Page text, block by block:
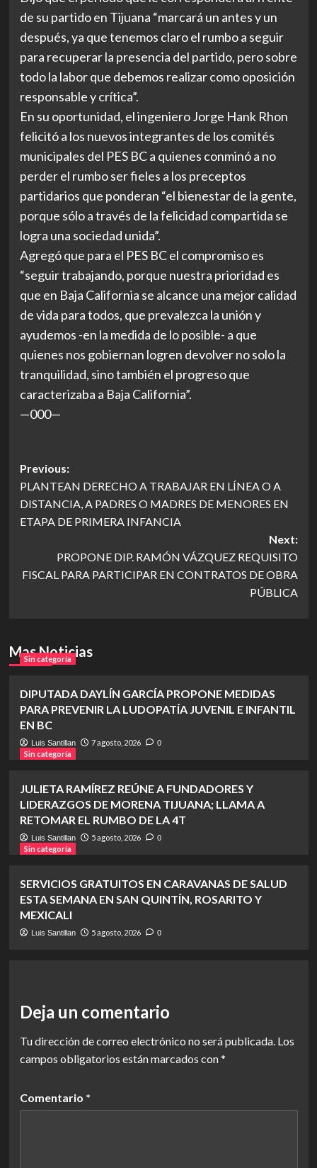
de su partido en Tijuana “marcará un antes y un
después, ya que tenemos claro el rumbo a seguir
para recuperar la presencia del partido, pero sobre
todo la labor que debemos realizar como oposición
responsable y crítica”.
En su oportunidad, el ingeniero Jorge Hank Rhon
felicitó a los nuevos integrantes de los comités
municipales del PES BC a quienes conminó a no
perder el rumbo ser fieles a los preceptos
partidarios que ponderan “el bienestar de la gente,
porque sólo a través de la felicidad compartida se
logra una sociedad unida”.
Agregó que para el PES BC el compromiso es
“seguir trabajando, porque nuestra prioridad es
que en Baja California se alcance una mejor calidad
de vida para todos, que prevalezca la unión y
ayudemos -en la medida de lo posible- a que
quienes nos gobiernan logren devolver no solo la
tranquilidad, sino también el progreso que
caracterizaba a Baja California”.
—000—
Post
navigation
Previous:
PLANTEAN DERECHO A TRABAJAR EN LÍNEA O A
DISTANCIA, A PADRES O MADRES DE MENORES EN
ETAPA DE PRIMERA INFANCIA
Next:
PROPONE DIP. RAMÓN VÁZQUEZ REQUISITO
FISCAL PARA PARTICIPAR EN CONTRATOS DE OBRA
PÚBLICA
Mas Noticias
Sin categoría
DIPUTADA DAYLÍN GARCÍA PROPONE MEDIDAS
PARA PREVENIR LA LUDOPATÍA JUVENIL E INFANTIL
EN BC
Luis Santillan 7 agosto, 2026 0
Sin categoría
JULIETA RAMÍREZ REÚNE A FUNDADORES Y
LIDERAZGOS DE MORENA TIJUANA; LLAMA A
RETOMAR EL RUMBO DE LA 4T
Luis Santillan 5 agosto, 2026 0
Sin categoría
SERVICIOS GRATUITOS EN CARAVANAS DE SALUD
ESTA SEMANA EN SAN QUINTÍN, ROSARITO Y
MEXICALI
Luis Santillan 5 agosto, 2026 0
Deja un comentario
Tu dirección de correo electrónico no será publicada. Los
campos obligatorios están marcados con*
Comentario *